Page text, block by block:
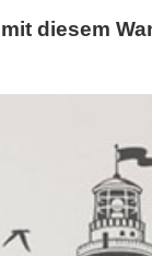
diesem